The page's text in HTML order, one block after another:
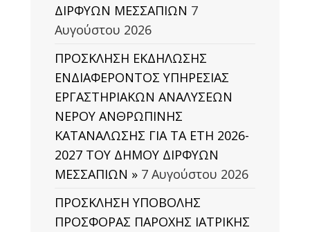
ΔΙΡΦΥΩΝ ΜΕΣΣΑΠΙΩΝ 7
Αυγούστου 2026
ΠΡΟΣΚΛΗΣΗ ΕΚΔΗΛΩΣΗΣ
ΕΝΔΙΑΦΕΡΟΝΤΟΣ ΥΠΗΡΕΣΙΑΣ
ΕΡΓΑΣΤΗΡΙΑΚΩΝ ΑΝΑΛΥΣΕΩΝ
ΝΕΡΟΥ ΑΝΘΡΩΠΙΝΗΣ
ΚΑΤΑΝΑΛΩΣΗΣ ΓΙΑ ΤΑ ΕΤΗ 2026-
2027 ΤΟΥ ΔΗΜΟΥ ΔΙΡΦΥΩΝ
ΜΕΣΣΑΠΙΩΝ » 7 Αυγούστου 2026
ΠΡΟΣΚΛΗΣΗ ΥΠΟΒΟΛΗΣ
ΠΡΟΣΦΟΡΑΣ ΠΑΡΟΧΗΣ ΙΑΤΡΙΚΗΣ